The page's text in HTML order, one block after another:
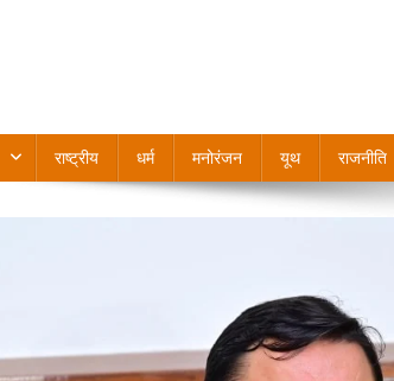
राष्ट्रीय धर्म मनोरंजन यूथ राजनीति